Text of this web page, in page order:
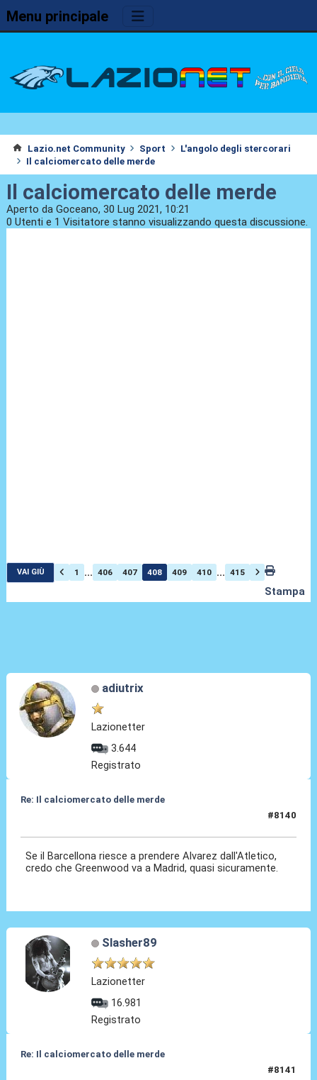
Menu principale
Lazio.net Community Sport
L'angolo degli stercorari
Il calciomercato delle merde
Il calciomercato delle merde
Aperto da Goceano, 30 Lug 2021, 10:21
0 Utenti e 1 Visitatore stanno visualizzando questa discussione.
VAI GIÙ 1 ... 406 407 408 409 410 ... 415
Stampa
adiutrix
Lazionetter
3.644
Registrato
Re: Il calciomercato delle merde
#8140
Se il Barcellona riesce a prendere Alvarez dall'Atletico,
credo che Greenwood va a Madrid, quasi sicuramente.
Slasher89
Lazionetter
16.981
Registrato
Re: Il calciomercato delle merde
#8141